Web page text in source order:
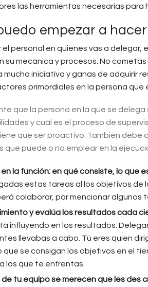
las herramientas necesarias para
empezar a
el personal en quienes vas a
su mecánica y procesos. No
iniciativa y ganas de adquirir
primordiales en la persona que
que la persona en la que se
y cuál es el proceso de
que ser proactivo. También
que puede o no emplear en la
la función: en qué consiste, lo que
estas tareas al los objetivos
colaborar, por mencionar algunos
y evalúa los resultados cada
influyendo en los resultados.
llevabas a cabo. Tú eres quien
que se consigan los objetivos en el
los que te enfrentas.
de tu equipo se merecen que les des